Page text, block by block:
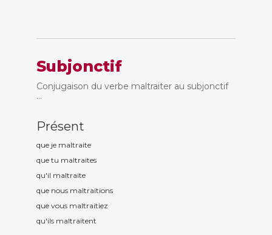
Subjonctif
Conjugaison du verbe maltraiter au subjonctif
...
Présent
que je maltraite
que tu maltraites
qu'il maltraite
que nous maltraitions
que vous maltraitiez
qu'ils maltraitent